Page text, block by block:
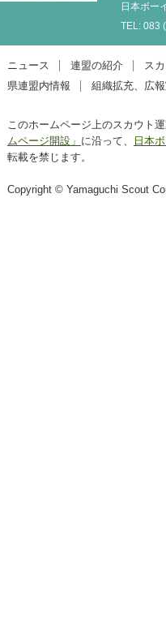
日本ボー
TEL: 083
ニュース 連盟の紹介
ス
県連盟内情報
組織拡充、広
このホームページ上のスカウト
ムページ開設」 に沿って、
日本
転載を禁じます。
Copyright © Yamaguchi Scout